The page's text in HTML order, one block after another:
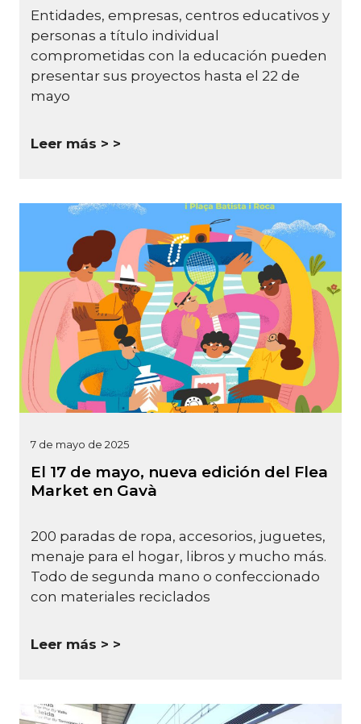
Entidades, empresas, centros educativos y
personas a título individual
comprometidas con la educación pueden
presentar sus proyectos hasta el 22 de
mayo
Leer más >
7 de mayo de 2025
El 17 de mayo, nueva edición del Flea
Market en Gavà
200 paradas de ropa, accesorios, juguetes,
menaje para el hogar, libros y mucho más.
Todo de segunda mano o confeccionado
con materiales reciclados
Leer más >